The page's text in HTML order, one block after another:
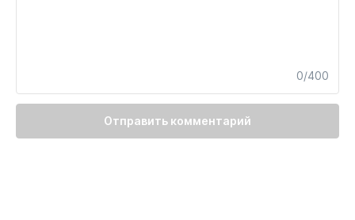
0/400
Отправить комментарий